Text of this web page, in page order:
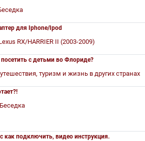
для Iphone/Ipod
RX/HARRIER II (2003-2009)
посетить с детьми во Флориде?
туризм и жизнь в других странах
Беседка
как подключить, видео инструкция.